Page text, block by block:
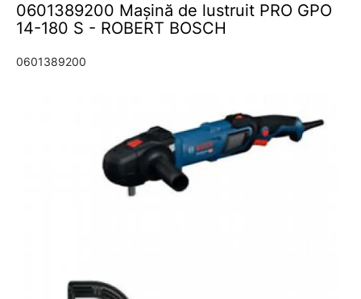
0601389200 Maşină de lustruit PRO GPO
14-180 S - ROBERT BOSCH
0601389200